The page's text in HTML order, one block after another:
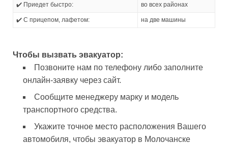
✔️ Приедет быстро: во всех районах
✔️ С прицепом, лафетом: на две машины
Чтобы вызвать эвакуатор:
Позвоните нам по телефону либо заполните
онлайн-заявку через сайт.
Сообщите менеджеру марку и модель
транспортного средства.
Укажите точное место расположения Вашего
автомобиля, чтобы эвакуатор в Молочанске